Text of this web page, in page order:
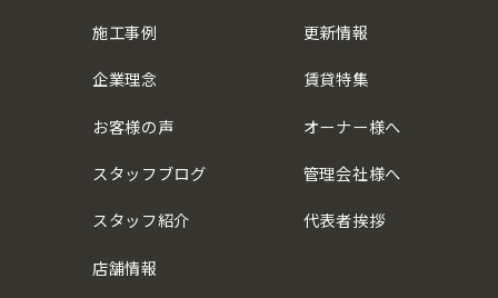
施工事例
企業理念
お客様の声
スタッフブログ
スタッフ紹介
店舗情報
更新情報
賃貸特集
オーナー様へ
管理会社様へ
代表者挨拶